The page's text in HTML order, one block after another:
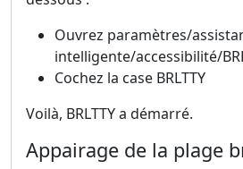
Ouvrez paramètres/
intelligente/accessibilité/
Cochez la case BRLTTY
Voilà, BRLTTY a démarré.
Appairage de la plage